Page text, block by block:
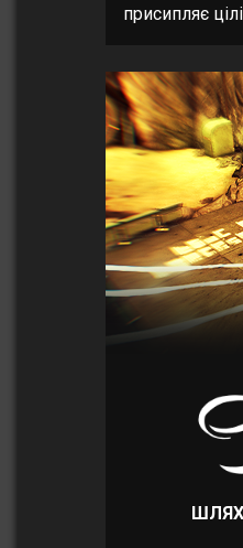
присипляє